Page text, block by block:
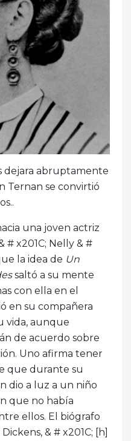
dejara abruptamente
Ternan se convirtió
una joven actriz
# x201C; Nelly & #
la idea de Un
saltó a su mente
con ella en el
en su compañera
vida, aunque
de acuerdo sobre
Uno afirma tener
que durante su
dio a luz a un niño
que no había
ellos. El biógrafo
& # x201C; [h]